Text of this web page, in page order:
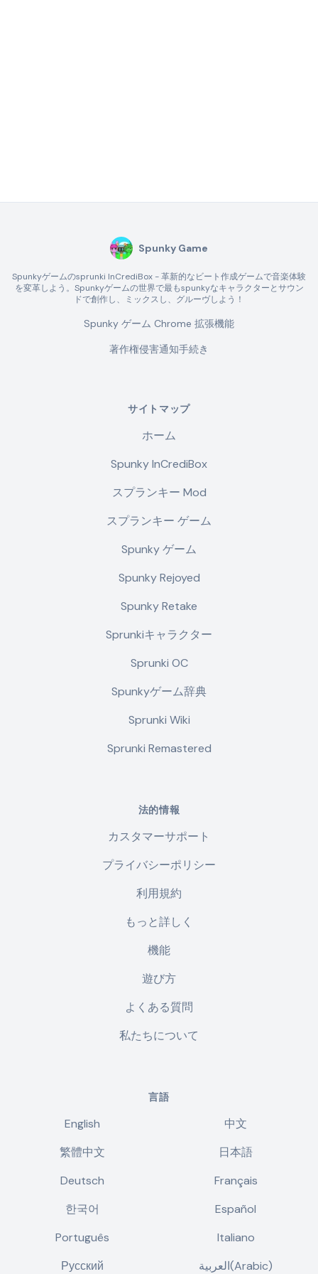
Spunky Game
Spunkyゲームのsprunki InCrediBox - 革新的なビート作成ゲームで音楽体験
を変革しよう。Spunkyゲームの世界で最もspunkyなキャラクターとサウン
ドで創作し、ミックスし、グルーヴしよう！
Spunky ゲーム Chrome 拡張機能
著作権侵害通知手続き
サイトマップ
ホーム
Spunky InCrediBox
スプランキー Mod
スプランキー ゲーム
Spunky ゲーム
Spunky Rejoyed
Spunky Retake
Sprunkiキャラクター
Sprunki OC
Spunkyゲーム辞典
Sprunki Wiki
Sprunki Remastered
法的情報
カスタマーサポート
プライバシーポリシー
利用規約
もっと詳しく
機能
遊び方
よくある質問
私たちについて
言語
English
中文
繁體中文
日本語
Deutsch
Français
한국어
Español
Português
Italiano
Русский
العربية(Arabic)